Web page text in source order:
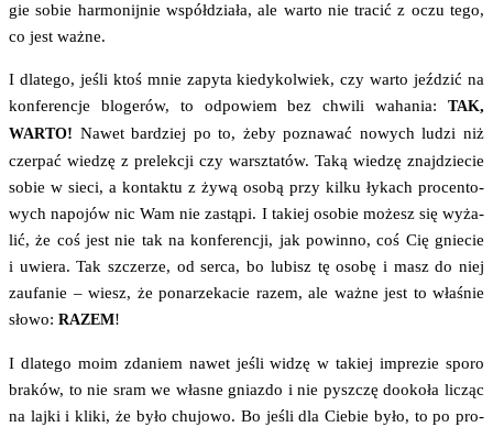
gie sobie har­mo­nij­nie współ­dzia­ła, ale war­to nie tra­cić z oczu tego,
co jest ważne.
I dla­te­go, jeśli ktoś mnie zapy­ta kie­dy­kol­wiek, czy war­to jeź­dzić na
kon­fe­ren­cje blo­ge­rów, to odpo­wiem bez chwi­li waha­nia: TAK,
WARTO! Nawet bar­dziej po to, żeby pozna­wać nowych ludzi niż
czer­pać wie­dzę z pre­lek­cji czy warsz­ta­tów. Taką wie­dzę znaj­dzie­cie
sobie w sie­ci, a kon­tak­tu z żywą oso­bą przy kil­ku łykach pro­cen­to­
wych napo­jów nic Wam nie zastą­pi. I takiej oso­bie możesz się wyża­
lić, że coś jest nie tak na kon­fe­ren­cji, jak powin­no, coś Cię gnie­cie
i uwie­ra. Tak szcze­rze, od ser­ca, bo lubisz tę oso­bę i masz do niej
zaufa­nie – wiesz, że pona­rze­ka­cie razem, ale waż­ne jest to wła­śnie
sło­wo: RAZEM!
I dla­te­go moim zda­niem nawet jeśli widzę w takiej impre­zie spo­ro
bra­ków, to nie sram we wła­sne gniaz­do i nie pysz­czę dooko­ła licząc
na laj­ki i kli­ki, że było chu­jo­wo. Bo jeśli dla Cie­bie było, to po pro­